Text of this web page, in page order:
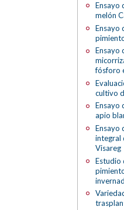
Ensayo
melón
Ensayo
Ensayo
fósforo
cultivo
Ensayo
apio
Ensayo
integral
Visareg
Estudio